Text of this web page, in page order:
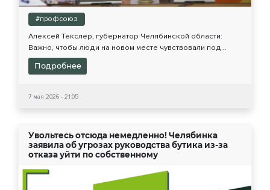
#профсоюз
Алексей Текслер, губернатор Челябинской области:
Важно, чтобы люди на новом месте чувствовали под...
Подробнее
7 мая 2026 - 21:05
Увольтесь отсюда немедленно! Челябинка
заявила об угрозах руководства бутика из-за
отказа уйти по собственному